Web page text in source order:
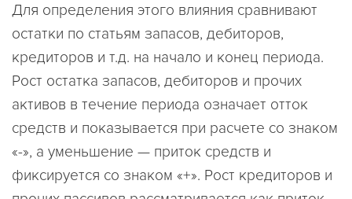
Для определения этого влияния сравнивают
остатки по статьям запасов, дебиторов,
кредиторов и т.д. на начало и конец периода.
Рост остатка запасов, дебиторов и прочих
активов в течение периода означает отток
средств и показывается при расчете со знаком
«-», а уменьшение — приток средств и
фиксируется со знаком «+». Рост кредиторов и